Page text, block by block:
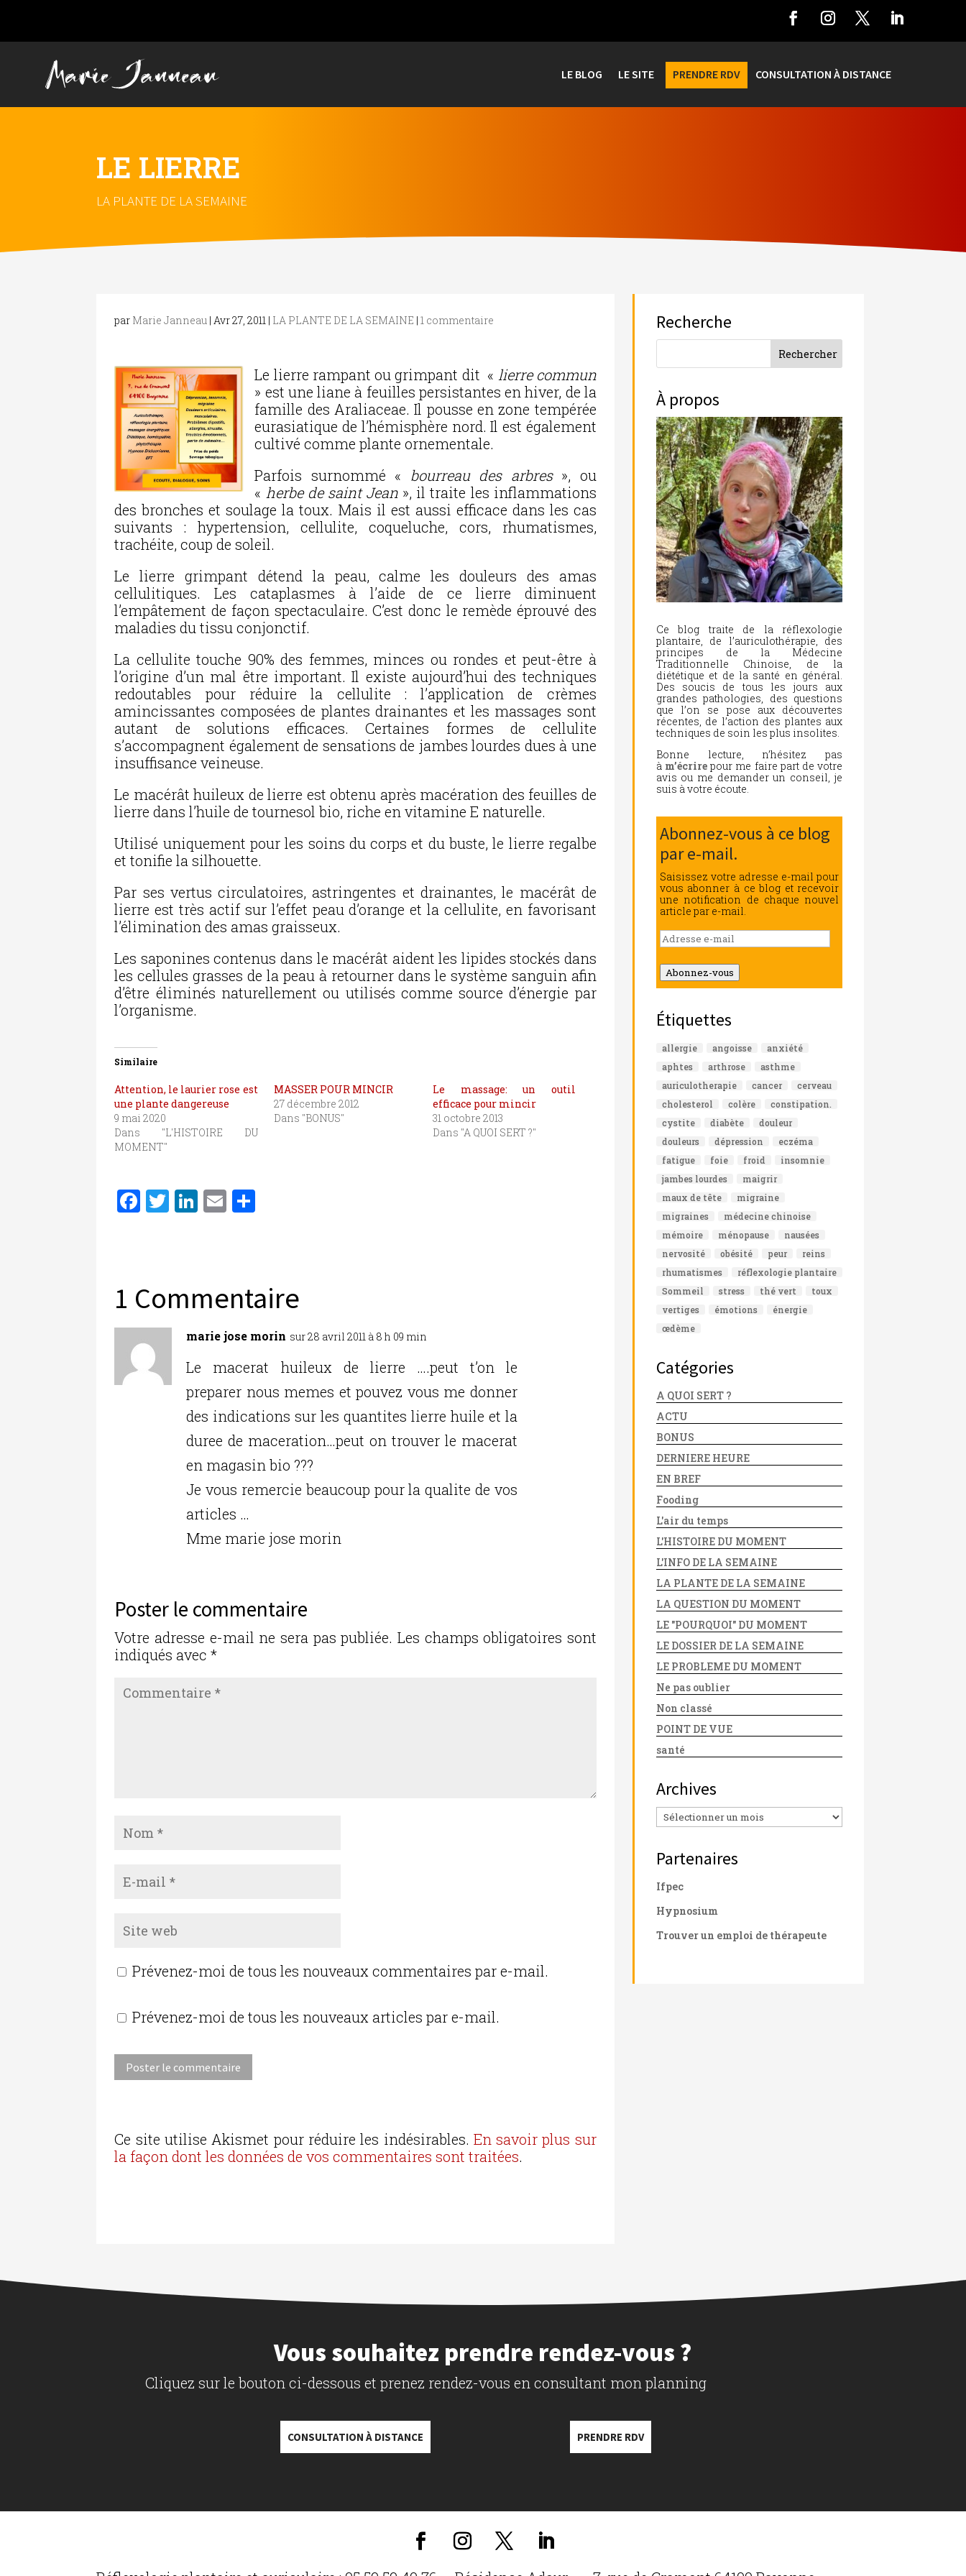
LE BLOG LE SITE PRENDRE RDV CONSULTATION À DISTANCE
LE LIERRE
LA PLANTE DE LA SEMAINE
par Marie Janneau |Avr 27, 2011 | LA PLANTE DE LA SEMAINE |1 commentaire
Le lierre rampant ou grimpant dit « lierre commun
» est une liane à feuilles persistantes en hiver, de la
famille des Araliaceae. Il pousse en zone tempérée
eurasiatique de l’hémisphère nord. Il est également
cultivé comme plante ornementale.
Parfois surnommé « bourreau des arbres », ou
« herbe de saint Jean », il traite les inflammations
des bronches et soulage la toux. Mais il est aussi efficace dans les cas
suivants : hypertension, cellulite, coqueluche, cors, rhumatismes,
trachéite, coup de soleil.
Le lierre grimpant détend la peau, calme les douleurs des amas
cellulitiques. Les cataplasmes à l’aide de ce lierre diminuent
l’empâtement de façon spectaculaire. C’est donc le remède éprouvé des
maladies du tissu conjonctif.
La cellulite touche 90% des femmes, minces ou rondes et peut-être à
l’origine d’un mal être important. Il existe aujourd’hui des techniques
redoutables pour réduire la cellulite : l’application de crèmes
amincissantes composées de plantes drainantes et les massages sont
autant de solutions efficaces. Certaines formes de cellulite
s’accompagnent également de sensations de jambes lourdes dues à une
insuffisance veineuse.
Le macérât huileux de lierre est obtenu après macération des feuilles de
lierre dans l’huile de tournesol bio, riche en vitamine E naturelle.
Utilisé uniquement pour les soins du corps et du buste, le lierre regalbe
et tonifie la silhouette.
Par ses vertus circulatoires, astringentes et drainantes, le macérât de
lierre est très actif sur l’effet peau d’orange et la cellulite, en favorisant
l’élimination des amas graisseux.
Les saponines contenus dans le macérât aident les lipides stockés dans
les cellules grasses de la peau à retourner dans le système sanguin afin
d’être éliminés naturellement ou utilisés comme source d’énergie par
l’organisme.
Similaire
Attention, le laurier rose est
une plante dangereuse
9 mai 2020
Dans "L'HISTOIRE DU
MOMENT"
MASSER POUR MINCIR
27 décembre 2012
Dans "BONUS"
Le massage: un outil
efficace pour mincir
31 octobre 2013
Dans "A QUOI SERT ?"
F
b
o
o
k
T
r
Li
dI
n
E
er
1 Commentaire
marie jose morin sur 28 avril 2011 à 8 h 09 min
Le macerat huileux de lierre ….peut t’on le
preparer nous memes et pouvez vous me donner
des indications sur les quantites lierre huile et la
duree de maceration…peut on trouver le macerat
en magasin bio ???
Je vous remercie beaucoup pour la qualite de vos
articles …
Mme marie jose morin
Poster le commentaire
Votre adresse e-mail ne sera pas publiée. Les champs obligatoires sont
indiqués avec*
Prévenez-moi de tous les nouveaux commentaires par e-mail.
Prévenez-moi de tous les nouveaux articles par e-mail.
Ce site utilise Akismet pour réduire les indésirables. En savoir plus sur
la façon dont les données de vos commentaires sont traitées.
Recherche
À propos
Ce blog traite de la réflexologie
plantaire, de l’auriculothérapie, des
principes de la Médecine
Traditionnelle Chinoise, de la
diététique et de la santé en général.
Des soucis de tous les jours aux
grandes pathologies, des questions
que l’on se pose aux découvertes
récentes, de l’action des plantes aux
techniques de soin les plus insolites.
Bonne lecture, n’hésitez pas
à m’écrire pour me faire part de votre
avis ou me demander un conseil, je
suis à votre écoute.
Abonnez-vous à ce blog
par e-mail.
Saisissez votre adresse e-mail pour
vous abonner à ce blog et recevoir
une notification de chaque nouvel
article par e-mail.
Adresse
e-
mail
Abonnez-vous
Étiquettes
allergie angoisse
anxiété
aphtes
arthrose
asthme
auriculotherapie
cancer
cerveau
cholesterol
colère
constipation.
cystite
diabète
douleur
douleurs
dépression
eczéma
fatigue
foie froid
insomnie
jambes lourdes
maigrir
maux de tête
migraine
migraines
médecine chinoise
mémoire
ménopause
nausées
nervosité
obésité peur
reins
rhumatismes
réflexologie plantaire
Sommeil
stress thé vert
toux
vertiges
émotions
énergie
œdème
Catégories
A QUOI SERT ?
ACTU
BONUS
DERNIERE HEURE
EN BREF
Fooding
L'air du temps
L'HISTOIRE DU MOMENT
L'INFO DE LA SEMAINE
LA PLANTE DE LA SEMAINE
LA QUESTION DU MOMENT
LE "POURQUOI" DU MOMENT
LE DOSSIER DE LA SEMAINE
LE PROBLEME DU MOMENT
Ne pas oublier
Non classé
POINT DE VUE
santé
Archives
Archives
Partenaires
Ifpec
Hypnosium
Trouver un emploi de thérapeute
Vous souhaitez prendre rendez-vous ?
Cliquez sur le bouton ci-dessous et prenez rendez-vous en consultant mon planning
CONSULTATION À DISTANCE PRENDRE RDV